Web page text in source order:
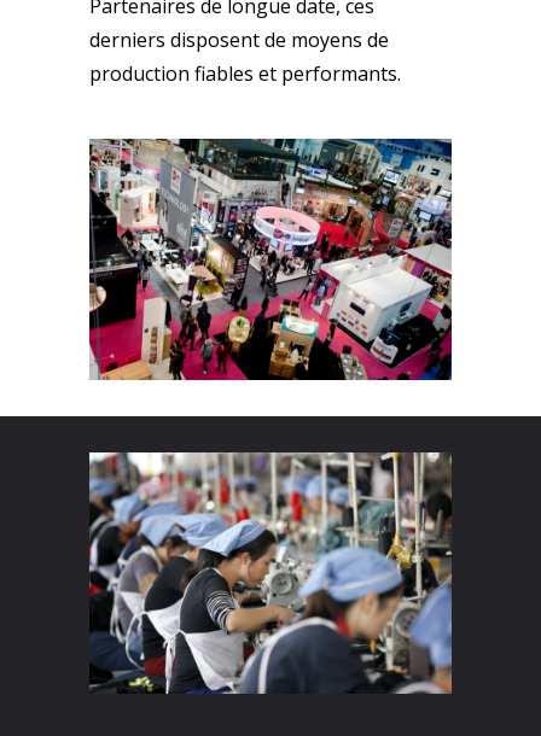
Partenaires de longue date, ces
derniers disposent de moyens de
production fiables et performants.